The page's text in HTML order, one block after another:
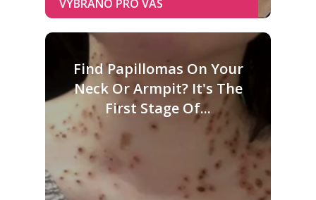
Find Papillomas On Your
Neck Or Armpit? It's The
First Stage Of...